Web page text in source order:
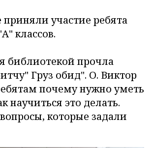
приняли участие ребята
классов.
библиотекой прочла
Груз обид". О. Виктор
почему нужно уметь
научиться это делать.
которые задали